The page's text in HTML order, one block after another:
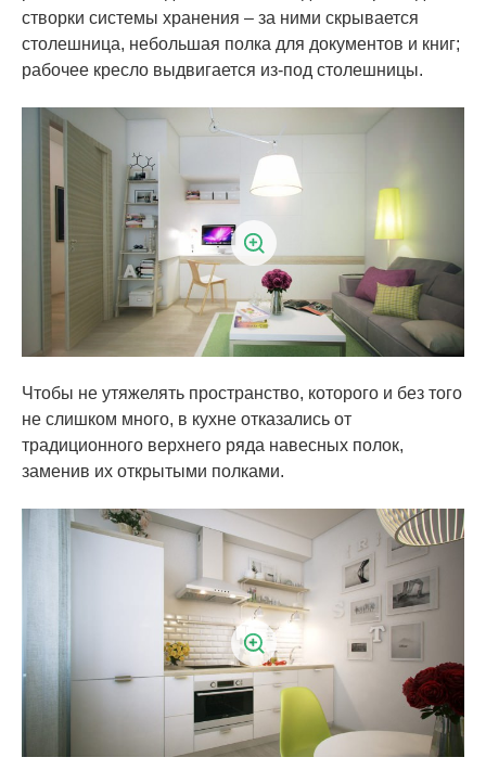
створки системы хранения – за ними скрывается
столешница, небольшая полка для документов и книг;
рабочее кресло выдвигается из-под столешницы.
Чтобы не утяжелять пространство, которого и без того
не слишком много, в кухне отказались от
традиционного верхнего ряда навесных полок,
заменив их открытыми полками.